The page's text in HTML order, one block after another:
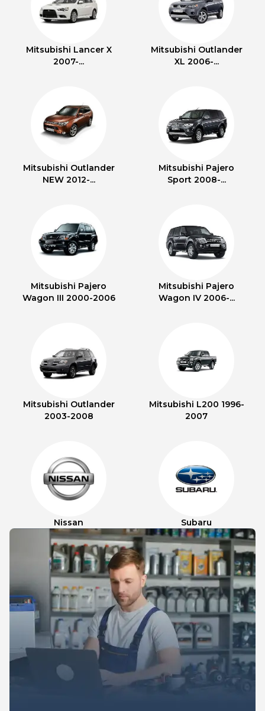
Mitsubishi Lancer X
2007-...
Mitsubishi Outlander
XL 2006-...
Mitsubishi Outlander
NEW 2012-...
Mitsubishi Pajero
Sport 2008-...
Mitsubishi Pajero
Wagon III 2000-2006
Mitsubishi Pajero
Wagon IV 2006-...
Mitsubishi Outlander
2003-2008
Mitsubishi L200 1996-
2007
Nissan Subaru